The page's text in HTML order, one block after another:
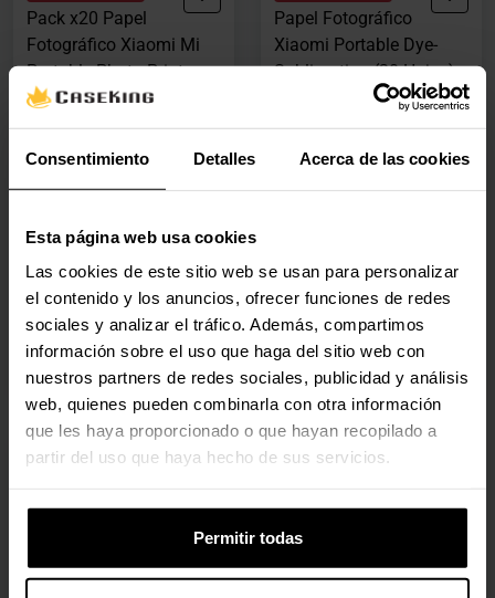
Consentimiento Detalles Acerca de las cookies
Esta página web usa cookies
Las cookies de este sitio web se usan para personalizar
el contenido y los anuncios, ofrecer funciones de redes
sociales y analizar el tráfico. Además, compartimos
información sobre el uso que haga del sitio web con
nuestros partners de redes sociales, publicidad y análisis
web, quienes pueden combinarla con otra información
que les haya proporcionado o que hayan recopilado a
partir del uso que haya hecho de sus servicios.
Permitir todas
Pack x20 Papel
Fotográfico Xiaomi Mi
Portable Photo Printer
2x3 Para impresora
Xiaomi Mi Portable
Photo Printer
TEJ4019GL
8,70 €
2-5 días hábiles
Agregar al carrito
Papel Fotográfico
Xiaomi Portable Dye-
Sublimation (20 Hojas)
2-5 días hábiles
Agregar al carrito
🕶️ Oferta Gafas
DDIGITAL S260M 80mm
USB/RS232/LAN Blanco
IMP474
🕶️ Oferta Gafas
OfficeJet 250 Mobile
Todo-en-Uno
CZ992ABHC